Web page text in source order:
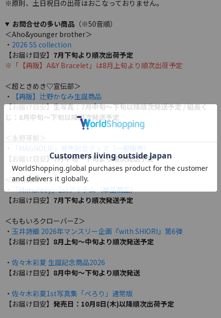
※原則、土日祝日の出荷はおこなっておりません。
お問合せの多い商品（※50音順）
＜Aho&younger brother＞
・ 2026 SS collection
【お届け目安】 7月下旬より順次出荷予定
※「【再販】A&Y Bracelet」は8月上旬より順次出荷予定
＜超ときめき♡宣伝部＞
・
【再販】辻野かなみ生誕商品
【お届け目安】生写真：7月中旬～下旬以降順次発送予定 / 組長く
じ：8月中旬～下旬以降順次発送予定
＜永野芽郁＞
・
「MAGNOLIE」発売記念グッズ（一般販売）
【お届け目安】7月中旬～下旬より順次発送予定
＜三村航輝＞
・「Mimureey」1stアイテム（単品商品）
【お届け目安】 7月下旬より順次発送予定
＜ももいろクローバーZ＞
・ 玉井詩織 2026年マンスリー企画『with SHIORI』第6弾
【お届け目安】 8月上旬～中旬より順次発送予定
・ 佐々木彩夏 生誕記念商品2026
【お届け目安】 8月中旬～下旬より順次発送
・ 佐々木彩夏1st写真集「ぺろり」通常版
【お届け目安】 発売日：10月8日(木)以降順次出荷予定